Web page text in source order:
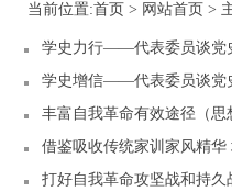
当前位置:首页 > 网站首页 >
学史力行——代表委员谈党
学史增信——代表委员谈党
丰富自我革命有效途径（思
借鉴吸收传统家训家风精
打好自我革命攻坚战和持久